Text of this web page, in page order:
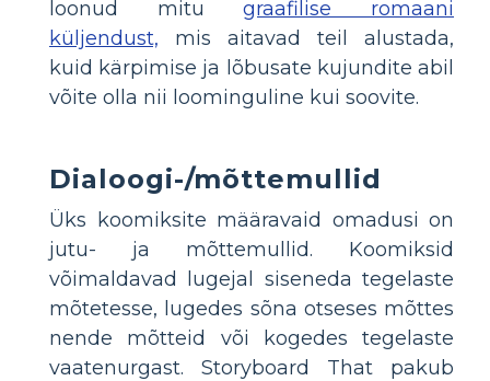
loonud mitugraafilise romaani
küljendust, mis aitavad teil alustada,
kuid kärpimise ja lõbusate kujundite abil
võite olla nii loominguline kui soovite.
Dialoogi-/mõttemullid
Üks koomiksite määravaid omadusi on
jutu- ja mõttemullid. Koomiksid
võimaldavad lugejal siseneda tegelaste
mõtetesse, lugedes sõna otseses mõttes
nende mõtteid või kogedes tegelaste
vaatenurgast. Storyboard That pakub